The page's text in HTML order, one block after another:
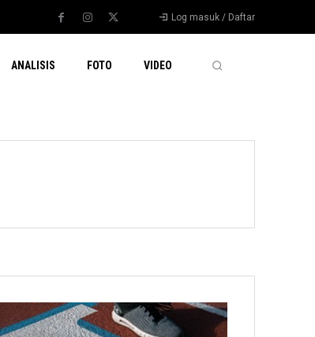
Log masuk / Daftar
ANALISIS FOTO VIDEO